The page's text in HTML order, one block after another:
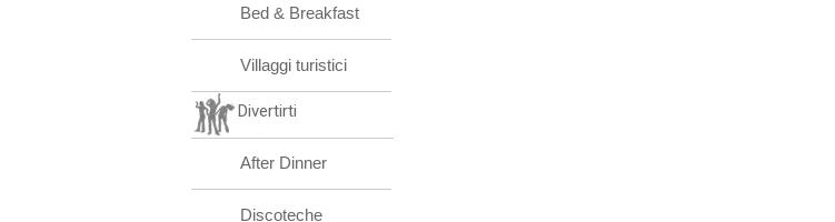
Bed & Breakfast
Villaggi turistici
Divertirti
After Dinner
Discoteche